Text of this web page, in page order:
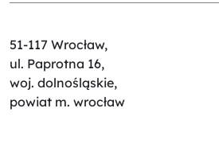
51-117 Wrocław,
ul. Paprotna 16,
woj. dolnośląskie,
powiat m. wrocław